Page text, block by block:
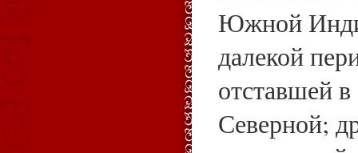
Южной
далекой
отставшей
Северной;